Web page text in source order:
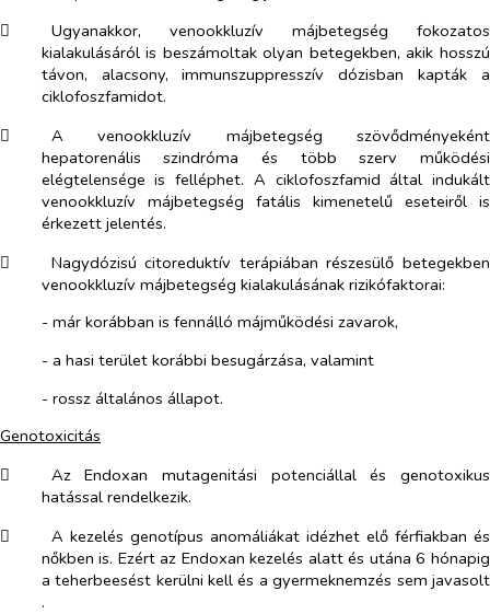
​
Ugyanakkor, venookkluzív májbetegség fokozatos
kialakulásáról is beszámoltak olyan betegekben, akik hosszú
távon, alacsony, immunszuppresszív dózisban kapták a
ciklofoszfamidot.
​
A venookkluzív májbetegség szövődményeként
hepatorenális szindróma és több szerv működési
elégtelensége is felléphet. A ciklofoszfamid által indukált
venookkluzív májbetegség fatális kimenetelű eseteiről is
érkezett jelentés.
​
Nagydózisú citoreduktív terápiában részesülő betegekben
venookkluzív májbetegség kialakulásának rizikófaktorai:
- már korábban is fennálló májműködési zavarok,
- a hasi terület korábbi besugárzása, valamint
- rossz általános állapot.
Genotoxicitás
​
Az Endoxan mutagenitási potenciállal és genotoxikus
hatással rendelkezik.
​
A kezelés genotípus anomáliákat idézhet elő férfiakban és
nőkben is. Ezért az Endoxan kezelés alatt és utána 6 hónapig
a teherbeesést kerülni kell és a gyermeknemzés sem javasolt
.